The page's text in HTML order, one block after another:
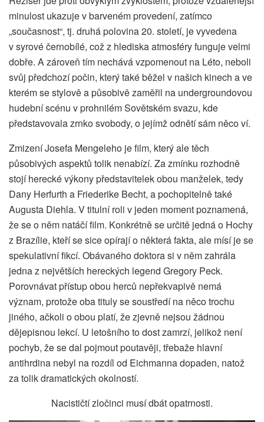
minulost ukazuje v barveném provedení, zatímco
„současnost“, tj. druhá polovina 20. století, je vyvedena
v syrové černobílé, což z hlediska atmosféry funguje velmi
dobře. A zároveň tím nechává vzpomenout na Léto, neboli
svůj předchozí počin, který také běžel v našich kinech a ve
kterém se stylově a působivě zaměřil na undergroundovou
hudební scénu v prohnilém Sovětském svazu, kde
představovala zrnko svobody, o jejímž odnětí sám něco ví.
Zmizení Josefa Mengeleho je film, který ale těch
působivých aspektů tolik nenabízí. Za zmínku rozhodně
stojí herecké výkony představitelek obou manželek, tedy
Dany Herfurth a Friederike Becht, a pochopitelně také
Augusta Diehla. V titulní roli v jeden moment poznamená,
že se o něm natáčí film. Konkrétně se určitě jedná o Hochy
z Brazílie, kteří se sice opírají o některá fakta, ale mísí je se
spekulativní fikcí. Obávaného doktora si v něm zahrála
jedna z největších hereckých legend Gregory Peck.
Porovnávat přístup obou herců nepřekvapivě nemá
význam, protože oba tituly se soustředí na něco trochu
jiného, ačkoli o obou platí, že zjevně nejsou žádnou
dějepisnou lekcí. U letošního to dost zamrzí, jelikož není
pochyb, že se dal pojmout poutavěji, třebaže hlavní
antihrdina nebyl na rozdíl od Eichmanna dopaden, natož
za tolik dramatických okolností.
Nacističtí zločinci musí dbát opatrnosti.